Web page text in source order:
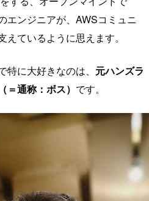
エンジニアが、AWSコミュニ
ているように思えます。
に大好きなのは、 元ハンズラ
通称：ボス） です。